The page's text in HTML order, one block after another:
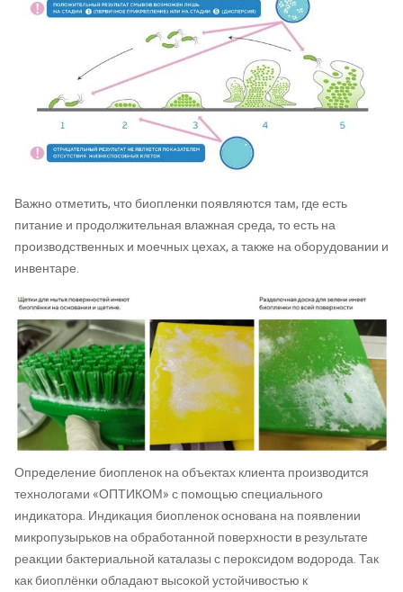
Важно отметить, что биопленки появляются там, где есть
питание и продолжительная влажная среда, то есть на
производственных и моечных цехах, а также на оборудовании и
инвентаре.
Определение биопленок на объектах клиента производится
технологами «ОПТИКОМ» с помощью специального
индикатора. Индикация биопленок основана на появлении
микропузырьков на обработанной поверхности в результате
реакции бактериальной каталазы с пероксидом водорода. Так
как биоплёнки обладают высокой устойчивостью к